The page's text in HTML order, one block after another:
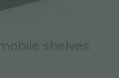
shelves